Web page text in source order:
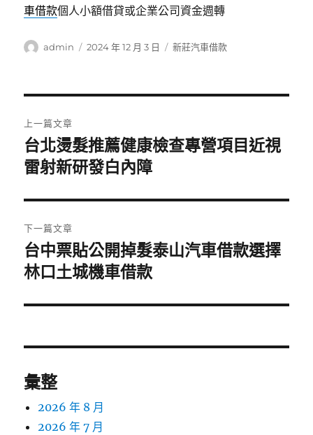
車借款個人小額借貸或企業公司資金週轉
作
admin
發
2024 年 12 月 3 日
分
新莊汽車借款
章
導
覽
上一篇文章
上
一
文
章:
台北燙髮推薦健康檢查專營項目近視
雷射新研發白內障
下一篇文章
下
一
文
台中票貼公開掉髮泰山汽車借款選擇
林口土城機車借款
彙整
2026 年 8 月
2026 年 7 月